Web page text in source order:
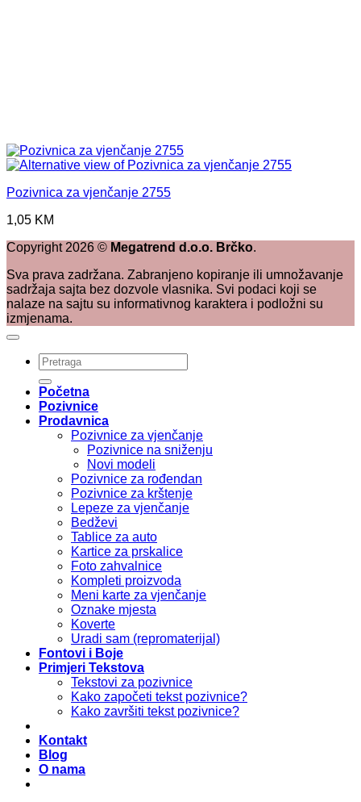
Pozivnica za vjenčanje 2755
1,05 KM
Copyright 2026 © Megatrend d.o.o. Brčko.
Sva prava zadržana. Zabranjeno kopiranje ili umnožavanje
sadržaja sajta bez dozvole vlasnika. Svi podaci koji se
nalaze na sajtu su informativnog karaktera i podložni su
izmjenama.
Pretraži:
Početna
Pozivnice
Prodavnica
Pozivnice za vjenčanje
Pozivnice na sniženju
Novi modeli
Pozivnice za rođendan
Pozivnice za krštenje
Lepeze za vjenčanje
Bedževi
Tablice za auto
Kartice za prskalice
Foto zahvalnice
Kompleti proizvoda
Meni karte za vjenčanje
Oznake mjesta
Koverte
Uradi sam (repromaterijal)
Fontovi i Boje
Primjeri Tekstova
Tekstovi za pozivnice
Kako započeti tekst pozivnice?
Kako završiti tekst pozivnice?
Kontakt
Blog
O nama